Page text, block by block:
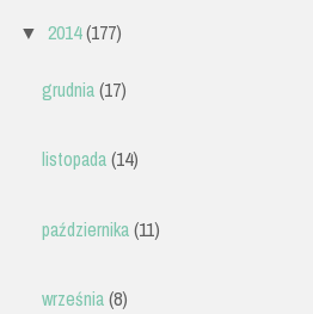
▼ 2014(177)
grudnia(17)
listopada(14)
października(11)
września(8)